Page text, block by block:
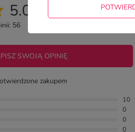
5.00
56
SWOJĄ OPINIĘ
zakupem
10
0
0
0